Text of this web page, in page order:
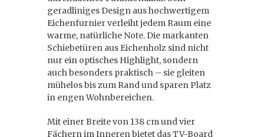
geradliniges Design aus hochwertigem
Eichenfurnier verleiht jedem Raum eine
warme, natürliche Note. Die markanten
Schiebetüren aus Eichenholz sind nicht
nur ein optisches Highlight, sondern
auch besonders praktisch – sie gleiten
mühelos bis zum Rand und sparen Platz
in engen Wohnbereichen.
Mit einer Breite von 138 cm und vier
Fächern im Inneren bietet das TV-Board